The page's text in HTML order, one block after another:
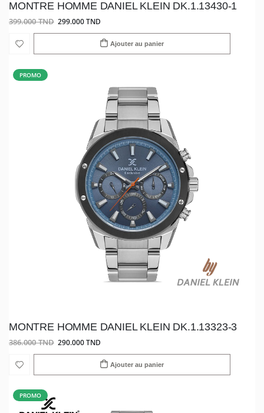
MONTRE HOMME DANIEL KLEIN DK.1.13430-1
399.000 TND 299.000 TND
Ajouter au panier
PROMO
MONTRE HOMME DANIEL KLEIN DK.1.13323-3
386.000 TND 290.000 TND
Ajouter au panier
PROMO